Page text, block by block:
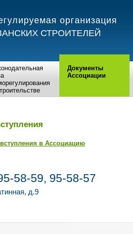
организация
СТРОИТЕЛЕЙ
Документы
Ассоциации
в Ассоциацию
58-59, 95-58-57
д.9